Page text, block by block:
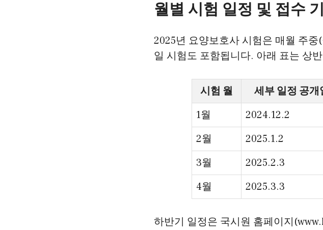
월별 시험 일정 및 접수
2025년 요양보호사 시험은 매월 주중
일 시험도 포함됩니다. 아래 표는 상
시험 월 세부 일정 공개
1월
2024.12.2
2월
2025.1.2
3월
2025.2.3
4월
2025.3.3
하반기 일정은 국시원 홈페이지